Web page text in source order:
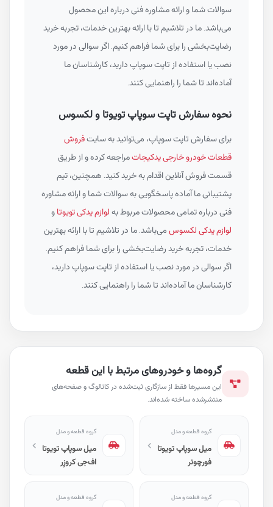
سوالات شما و ارائه مشاوره فنی درباره این محصول
می‌باشد. ما در تلاشیم تا با ارائه بهترین خدمات، تجربه خرید
رضایت‌بخشی را برای شما فراهم کنیم. اگر سوالی در مورد
نصب یا استفاده از تاپت سوپاپ دارید، کارشناسان ما
آماده‌اند تا شما را راهنمایی کنند.
نحوه سفارش تاپت سوپاپ تویوتا و لکسوس
برای سفارش تاپت سوپاپ، می‌توانید به سایتفروش
قطعات خودرو خارجی یدکیجاتمراجعه کرده و از طریق
قسمت فروش آنلاین اقدام به خرید کنید. همچنین، تیم
پشتیبانی ما آماده پاسخگویی به سوالات شما و ارائه مشاوره
فنی درباره تمامی محصولات مربوط بهلوازم یدکی تویوتاو
لوازم یدکی لکسوسمی‌باشد. ما در تلاشیم تا با ارائه بهترین
خدمات، تجربه خرید رضایت‌بخشی را برای شما فراهم کنیم.
اگر سوالی در مورد نصب یا استفاده از تاپت سوپاپ دارید،
کارشناسان ما آماده‌اند تا شما را راهنمایی کنند.
گروه‌ها و خودروهای مرتبط با این قطعه
این مسیرها فقط از سازگاری ثبت‌شده در کاتالوگ و صفحه‌های
منتشرشده ساخته شده‌اند.
گروه قطعه و مدل
میل سوپاپ تویوتا
فورچونر
گروه قطعه و مدل
میل سوپاپ تویوتا
اف‌جی کروزِر
گروه قطعه و مدل گروه قطعه و مدل